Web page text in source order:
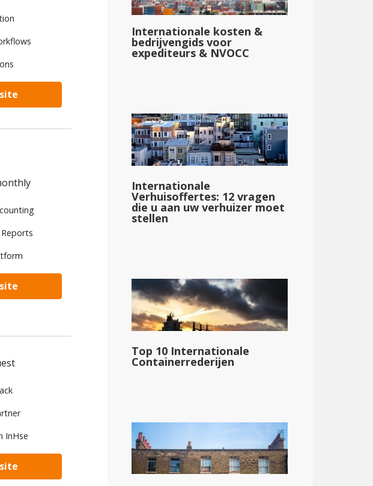
InHse
Internationale kosten &
bedrijvengids voor
expediteurs & NVOCC
Internationale
Verhuisoffertes: 12 vragen
die u aan uw verhuizer moet
stellen
Top 10 Internationale
Containerrederijen